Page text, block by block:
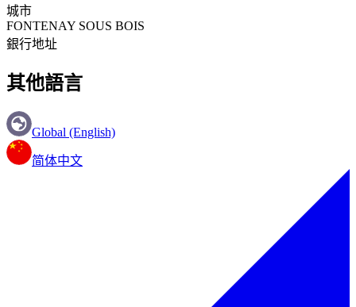
城市
FONTENAY SOUS BOIS
銀行地址
其他語言
Global (English)
简体中文